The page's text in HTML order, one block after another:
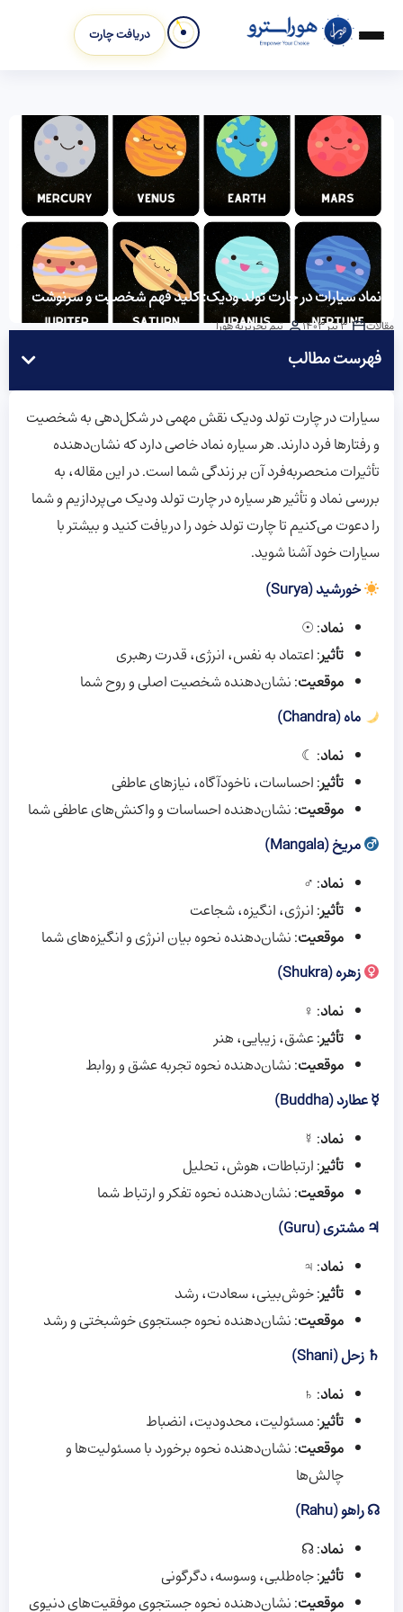
دریافت چارت
نماد سیارات در چارت تولد ودیک: کلید فهم شخصیت و سرنوشت
مقالات 3 تیر 1403 تیم تحریریه هورا
فهرست مطالب
سیارات در چارت تولد ودیک نقش مهمی در شکل‌دهی به شخصیت
و رفتارها فرد دارند. هر سیاره نماد خاصی دارد که نشان‌دهنده
تأثیرات منحصربه‌فرد آن بر زندگی شما است. در این مقاله، به
بررسی نماد و تأثیر هر سیاره در چارت تولد ودیک می‌پردازیم و شما
را دعوت می‌کنیم تا چارت تولد خود را دریافت کنید و بیشتر با
سیارات خود آشنا شوید.
خورشید (Surya)
نماد: ☉
تأثیر: اعتماد به نفس، انرژی، قدرت رهبری
موقعیت: نشان‌دهنده شخصیت اصلی و روح شما
ماه (Chandra)
نماد: ☾
تأثیر: احساسات، ناخودآگاه، نیازهای عاطفی
موقعیت: نشان‌دهنده احساسات و واکنش‌های عاطفی شما
مریخ (Mangala)
نماد: ♂
تأثیر: انرژی، انگیزه، شجاعت
موقعیت: نشان‌دهنده نحوه بیان انرژی و انگیزه‌های شما
زهره (Shukra)
نماد: ♀
تأثیر: عشق، زیبایی، هنر
موقعیت: نشان‌دهنده نحوه تجربه عشق و روابط
☿ عطارد (Buddha)
نماد: ☿
تأثیر: ارتباطات، هوش، تحلیل
موقعیت: نشان‌دهنده نحوه تفکر و ارتباط شما
♃ مشتری (Guru)
نماد: ♃
تأثیر: خوش‌بینی، سعادت، رشد
موقعیت: نشان‌دهنده نحوه جستجوی خوشبختی و رشد
♄ زحل (Shani)
نماد: ♄
تأثیر: مسئولیت، محدودیت، انضباط
موقعیت: نشان‌دهنده نحوه برخورد با مسئولیت‌ها و
چالش‌ها
☊ راهو (Rahu)
نماد: ☊
تأثیر: جاه‌طلبی، وسوسه، دگرگونی
موقعیت: نشان‌دهنده نحوه جستجوی موفقیت‌های دنیوی